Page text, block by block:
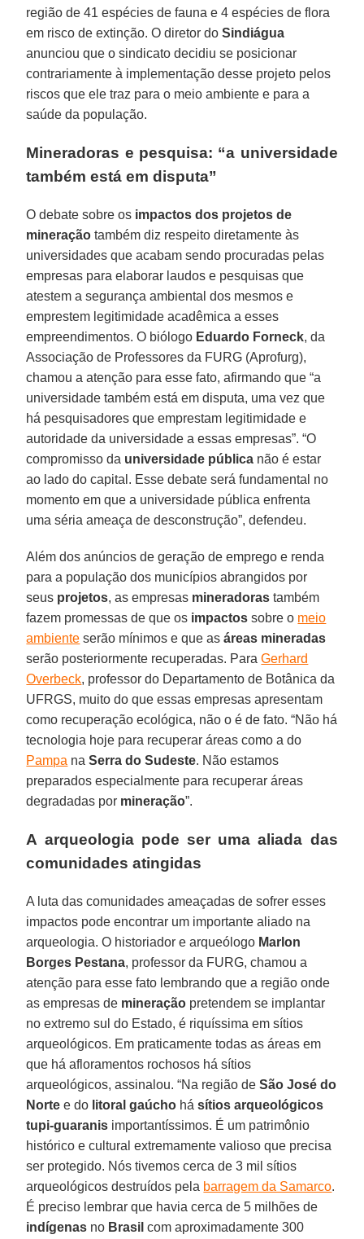
região de 41 espécies de fauna e 4 espécies de flora
em risco de extinção. O diretor doSindiágua
anunciou que o sindicato decidiu se posicionar
contrariamente à implementação desse projeto pelos
riscos que ele traz para o meio ambiente e para a
saúde da população.
Mineradoras e pesquisa: “a universidade
também está em disputa”
O debate sobre os impactos dos projetos de
mineração também diz respeito diretamente às
universidades que acabam sendo procuradas pelas
empresas para elaborar laudos e pesquisas que
atestem a segurança ambiental dos mesmos e
emprestem legitimidade acadêmica a esses
empreendimentos. O biólogo Eduardo Forneck, da
Associação de Professores da FURG (Aprofurg),
chamou a atenção para esse fato, afirmando que “a
universidade também está em disputa, uma vez que
há pesquisadores que emprestam legitimidade e
autoridade da universidade a essas empresas”. “O
compromisso da universidade pública não é estar
ao lado do capital. Esse debate será fundamental no
momento em que a universidade pública enfrenta
uma séria ameaça de desconstrução”, defendeu.
Além dos anúncios de geração de emprego e renda
para a população dos municípios abrangidos por
seus projetos, as empresas mineradoras também
fazem promessas de que os impactos sobre o meio
ambiente serão mínimos e que asáreas mineradas
serão posteriormente recuperadas. ParaGerhard
Overbeck, professor do Departamento de Botânica da
UFRGS, muito do que essas empresas apresentam
como recuperação ecológica, não o é de fato. “Não há
tecnologia hoje para recuperar áreas como a do
Pampa naSerra do Sudeste. Não estamos
preparados especialmente para recuperar áreas
degradadas por mineração”.
A arqueologia pode ser uma aliada das
comunidades atingidas
A luta das comunidades ameaçadas de sofrer esses
impactos pode encontrar um importante aliado na
arqueologia. O historiador e arqueólogo Marlon
Borges Pestana, professor da FURG, chamou a
atenção para esse fato lembrando que a região onde
as empresas de mineração pretendem se implantar
no extremo sul do Estado, é riquíssima em sítios
arqueológicos. Em praticamente todas as áreas em
que há afloramentos rochosos há sítios
arqueológicos, assinalou. “Na região deSão José do
Norte e do litoral gaúcho hásítios arqueológicos
tupi-guaranis importantíssimos. É um patrimônio
histórico e cultural extremamente valioso que precisa
ser protegido. Nós tivemos cerca de 3 mil sítios
arqueológicos destruídos pela barragem da Samarco.
É preciso lembrar que havia cerca de 5 milhões de
indígenas no Brasil com aproximadamente 300